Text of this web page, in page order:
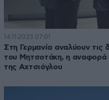
14·11·2023 07:01
Στη Γερμανία αναλύουν τις
του Μητσοτάκη, η αναφορά
της Αχτσιόγλου